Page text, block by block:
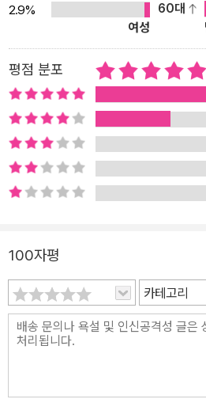
다. 현대의 뇌신경과학 연구에 따르면,
동 프로그램이 만들어지고, 그 후 그 행
식 안에 출현하기 시작한다고 한다. (중
사람이 능동적이었기 때문에 책임이 지
재로 간주해도 좋다고 판단되었을 때
실이다. 의지를 갖고 있었기 때문에 책
임을 지워도 좋다고 판단된 순간에 의
중에서 그렇다면 정신질환자의 범죄는 어떨까? 정도의 차이는 있겠
지만 정신질환은 자신의 행동을 제어할
문제를 어떻게 이해해야 적절할까? 이
동태(中動態, middle voice)’라는 개
문제를 어떻게 다뤄야 할지 보여주려
한다는 것을 의심하지 않는다. 내가 걸
보행 행위를 수행한다고 생각한다. 하
수 없다. 따라서 이 사태는 ‘걷기가 내
2.9%
60대
여성
평점 분포
100자평
카테고리